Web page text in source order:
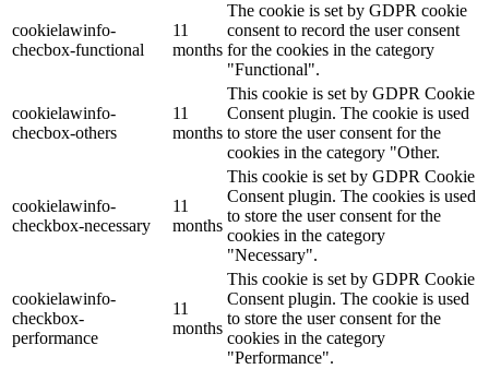
cookielawinfo-
checbox-functional
11
months
The cookie is set by GDPR cookie
consent to record the user consent
for the cookies in the category
"Functional".
cookielawinfo-
checbox-others
11
months
This cookie is set by GDPR Cookie
Consent plugin. The cookie is used
to store the user consent for the
cookies in the category "Other.
cookielawinfo-
checkbox-necessary
11
months
This cookie is set by GDPR Cookie
Consent plugin. The cookies is used
to store the user consent for the
cookies in the category
"Necessary".
cookielawinfo-
checkbox-
performance
11
months
This cookie is set by GDPR Cookie
Consent plugin. The cookie is used
to store the user consent for the
cookies in the category
"Performance".